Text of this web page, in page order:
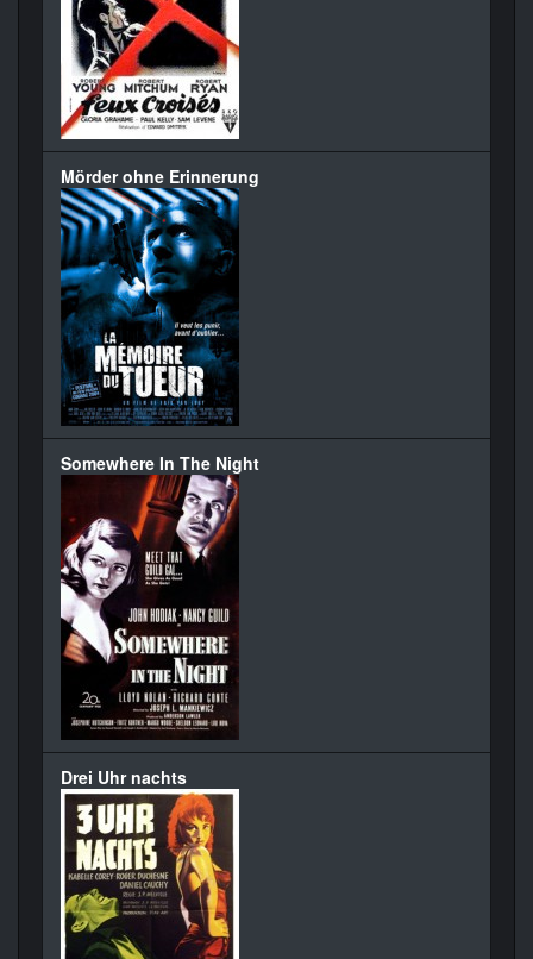
Mörder ohne Erinnerung
Somewhere In The Night
Drei Uhr nachts